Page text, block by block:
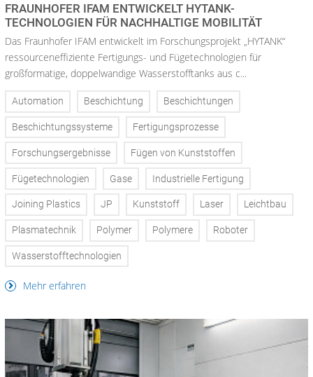
FRAUNHOFER IFAM ENTWICKELT HYTANK-
TECHNOLOGIEN FÜR NACHHALTIGE MOBILITÄT
Das Fraunhofer IFAM entwickelt im Forschungsprojekt „HYTANK“
ressourceneffiziente Fertigungs- und Fügetechnologien für
großformatige, doppelwandige Wasserstofftanks aus c...
Automation Beschichtung Beschichtungen
Beschichtungssysteme Fertigungsprozesse
Forschungsergebnisse Fügen von Kunststoffen
Fügetechnologien Gase Industrielle Fertigung
Joining Plastics JP Kunststoff Laser Leichtbau
Plasmatechnik Polymer Polymere Roboter
Wasserstofftechnologien
Mehr erfahren